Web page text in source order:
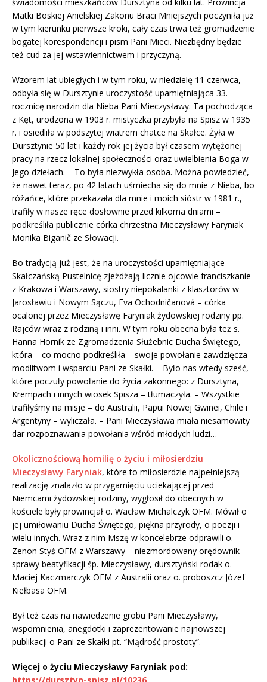
Matki Boskiej Anielskiej Zakonu Braci Mniejszych poczyniła już
w tym kierunku pierwsze kroki, cały czas trwa też gromadzenie
bogatej korespondencji i pism Pani Mieci. Niezbędny będzie
też cud za jej wstawiennictwem i przyczyną.
Wzorem lat ubiegłych i w tym roku, w niedzielę 11 czerwca,
odbyła się w Dursztynie uroczystość upamiętniająca 33.
rocznicę narodzin dla Nieba Pani Mieczysławy. Ta pochodząca
z Kęt, urodzona w 1903 r. mistyczka przybyła na Spisz w 1935
r. i osiedliła w podszytej wiatrem chatce na Skałce. Żyła w
Dursztynie 50 lat i każdy rok jej życia był czasem wytężonej
pracy na rzecz lokalnej społeczności oraz uwielbienia Boga w
Jego dziełach. – To była niezwykła osoba. Można powiedzieć,
że nawet teraz, po 42 latach uśmiecha się do mnie z Nieba, bo
różańce, które przekazała dla mnie i moich sióstr w 1981 r.,
trafiły w nasze ręce dosłownie przed kilkoma dniami –
podkreśliła publicznie córka chrzestna Mieczysławy Faryniak
Monika Biganič ze Słowacji.
Bo tradycją już jest, że na uroczystości upamiętniające
Skałczańską Pustelnicę zjeżdżają licznie ojcowie franciszkanie
z Krakowa i Warszawy, siostry niepokalanki z klasztorów w
Jarosławiu i Nowym Sączu, Eva Ochodničanová – córka
ocalonej przez Mieczysławę Faryniak żydowskiej rodziny pp.
Rajców wraz z rodziną i inni. W tym roku obecna była też s.
Hanna Hornik ze Zgromadzenia Służebnic Ducha Świętego,
która – co mocno podkreśliła – swoje powołanie zawdzięcza
modlitwom i wsparciu Pani ze Skałki. – Było nas wtedy sześć,
które poczuły powołanie do życia zakonnego: z Dursztyna,
Krempach i innych wiosek Spisza – tłumaczyła. – Wszystkie
trafiłyśmy na misje – do Australii, Papui Nowej Gwinei, Chile i
Argentyny – wyliczała. – Pani Mieczysława miała niesamowity
dar rozpoznawania powołania wśród młodych ludzi…
Okolicznościową homilię o życiu i miłosierdziu
Mieczysławy Faryniak, które to miłosierdzie najpełniejszą
realizację znalazło w przygarnięciu uciekającej przed
Niemcami żydowskiej rodziny, wygłosił do obecnych w
kościele były prowincjał o. Wacław Michalczyk OFM. Mówił o
jej umiłowaniu Ducha Świętego, piękna przyrody, o poezji i
wielu innych. Wraz z nim Mszę w koncelebrze odprawili o.
Zenon Styś OFM z Warszawy – niezmordowany orędownik
sprawy beatyfikacji śp. Mieczysławy, dursztyński rodak o.
Maciej Kaczmarczyk OFM z Australii oraz o. proboszcz Józef
Kiełbasa OFM.
Był też czas na nawiedzenie grobu Pani Mieczysławy,
wspomnienia, anegdotki i zaprezentowanie najnowszej
publikacji o Pani ze Skałki pt. “Mądrość prostoty”.
Więcej o życiu Mieczysławy Faryniak pod: